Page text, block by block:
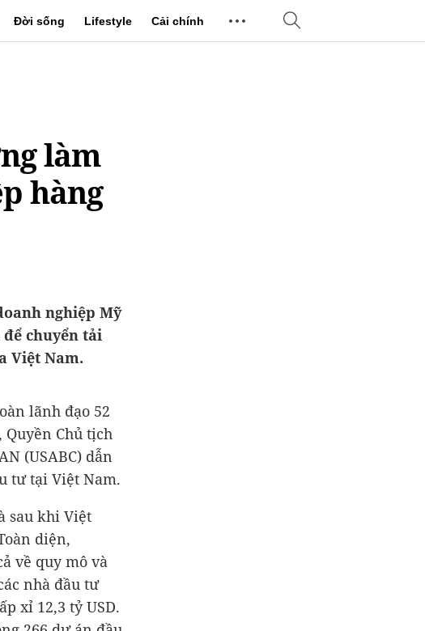
Đời sống Lifestyle Cải chính
làm
hàng
nghiệp Mỹ
chuyển tải
Việt Nam.
lãnh đạo 52
Chủ tịch
(USABC) dẫn
tư tại Việt Nam.
sau khi Việt
diện,
về quy mô và
nhà đầu tư
xỉ 12,3 tỷ USD.